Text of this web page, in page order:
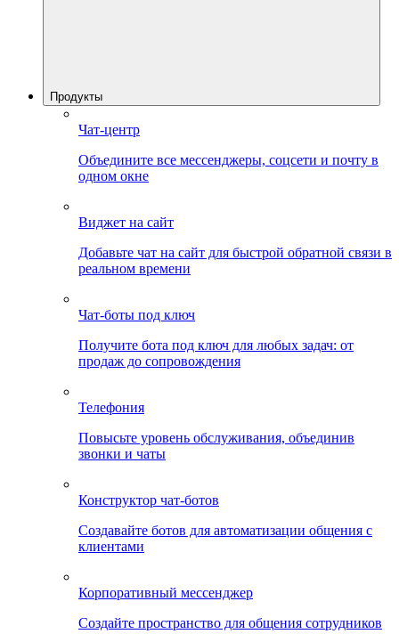
Продукты
Чат-центр
Объедините все мессенджеры, соцсети и почту в
одном окне
Виджет на сайт
Добавьте чат на сайт для быстрой обратной связи в
реальном времени
Чат-боты под ключ
Получите бота под ключ для любых задач: от
продаж до сопровождения
Телефония
Повысьте уровень обслуживания, объединив
звонки и чаты
Конструктор чат-ботов
Создавайте ботов для автоматизации общения с
клиентами
Корпоративный мессенджер
Создайте пространство для общения сотрудников